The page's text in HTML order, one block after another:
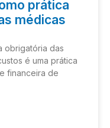
prática
médicas
obrigatória das
é uma prática
financeira de